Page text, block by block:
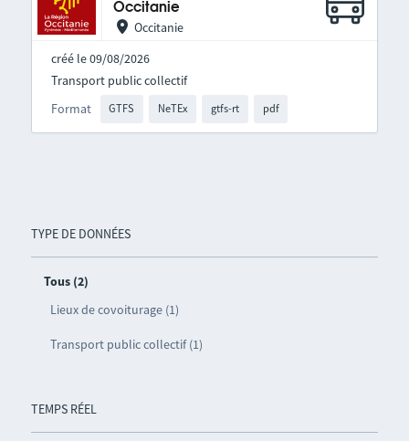
TYPE DE DONNÉES
Tous (2)
Lieux de covoiturage (1)
Transport public collectif (1)
TEMPS RÉEL
Occitanie
Occitanie
créé le 09/08/2026
Format GTFS NeTEx gtfs-rt pdf
Transport public collectif